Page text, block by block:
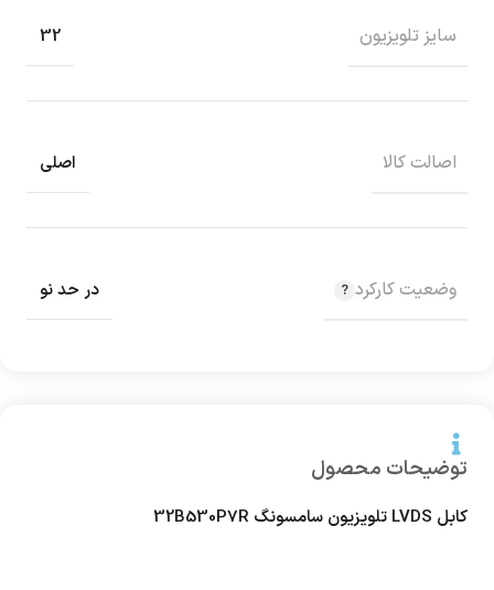
توضیحات محصول
کابل LVDS تلویزیون سامسونگ 32B530P7R
سایز تلویزیون 32
اصالت کالا اصلی
وضعیت کارکرد در حد نو